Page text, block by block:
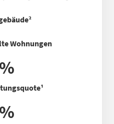
Wohnungen
%
¹
%